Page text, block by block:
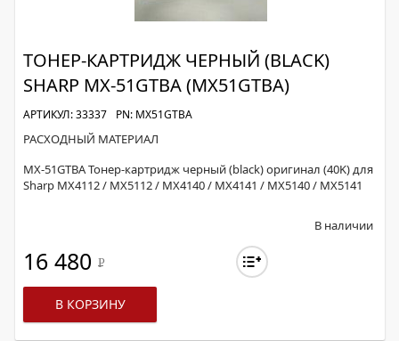
ТОНЕР-КАРТРИДЖ ЧЕРНЫЙ (BLACK)
SHARP MX-51GTBA (MX51GTBA)
АРТИКУЛ: 33337 PN: MX51GTBA
РАСХОДНЫЙ МАТЕРИАЛ
MX-51GTBA Тонер-картридж черный (black) оригинал (40K) для
Sharp MX4112 / MX5112 / MX4140 / MX4141 / MX5140 / MX5141
В наличии
16 480 Р
В КОРЗИНУ